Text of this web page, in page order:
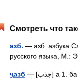
Смотреть что
азб. — азб. азбука
русского языка,
ҷазб — [جذب] а 1. ба худ кашидан, кашиш; қувваи ҷазби Замин